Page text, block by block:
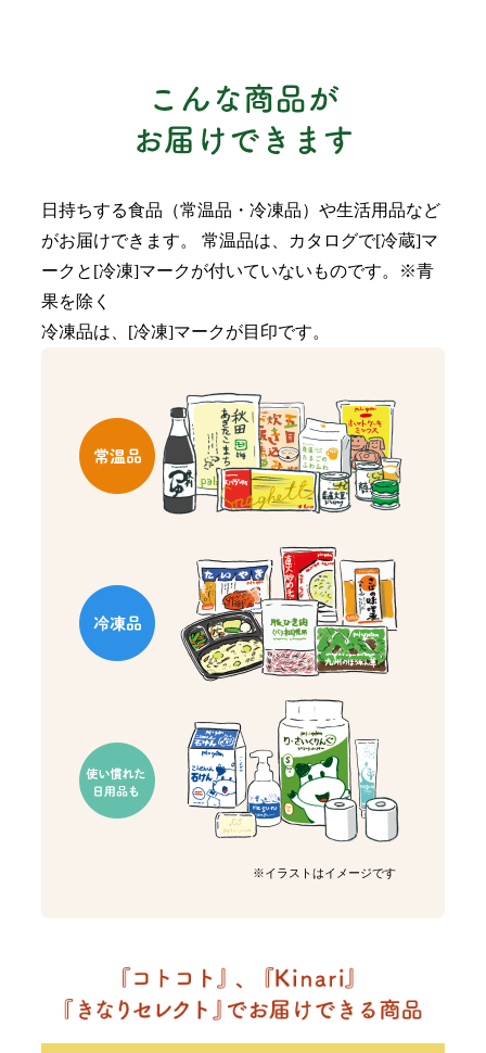
日持ちする食品（常温品・冷凍品）や生活用品など
がお届けできます。 常温品は、カタログで[冷蔵]マ
ークと[冷凍]マークが付いていないものです。※青
果を除く
冷凍品は、[冷凍]マークが目印です。
※イラストはイメージです